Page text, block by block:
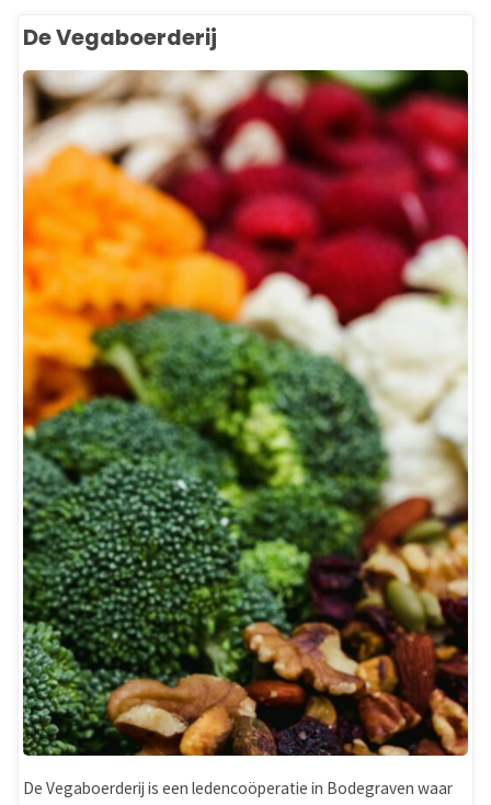
De Vegaboerderij
De Vegaboerderij is een ledencoöperatie in Bodegraven waar